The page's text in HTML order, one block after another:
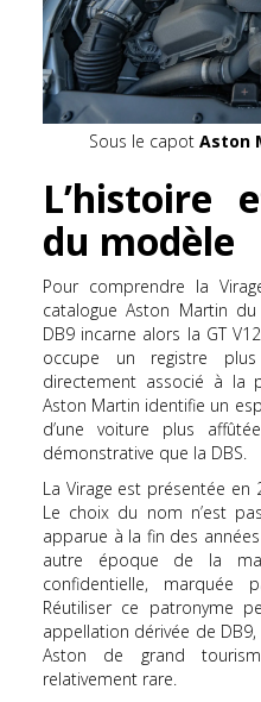
Sous le capot Aston
L’histoire
du modèle
Pour comprendre la
catalogue Aston Martin
DB9 incarne alors la GT
occupe un registre
directement associé à la
Aston Martin identifie un
d’une voiture plus
démonstrative que la DBS.
La Virage est présentée en
Le choix du nom n’est
apparue à la fin des
autre époque de la
confidentielle, marquée
Réutiliser ce patronyme
appellation dérivée de
Aston de grand
relativement rare.